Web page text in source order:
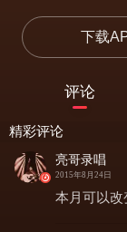
下载
评论
精彩评论
亮哥录唱
2015年8月24日
本月可以改